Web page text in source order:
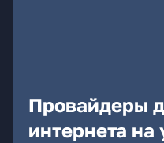
Провайдеры
интернета